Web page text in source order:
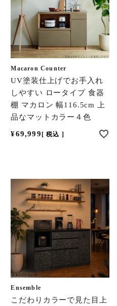
Macaron Counter
UV塗装仕上げでお手入れ
しやすい ロータイプ 食器
棚 マカロン 幅116.5cm 上
品なマットカラー４色
¥69,999 税込
Ensemble
こだわりカラーで見た目上